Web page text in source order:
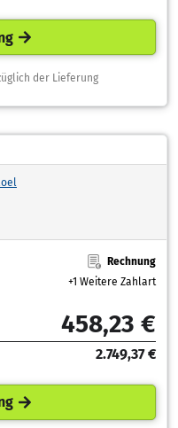
der Lieferung
Rechnung
+1 Weitere Zahlart
458,23 €
2.749,37 €